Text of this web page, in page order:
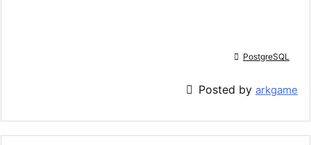
 PostgreSQL
 Posted by arkgame